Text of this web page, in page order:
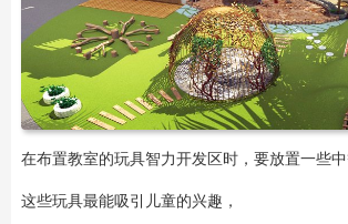
在布置教室的玩具智力开发区时，要放置一些中
这些玩具最能吸引儿童的兴趣，